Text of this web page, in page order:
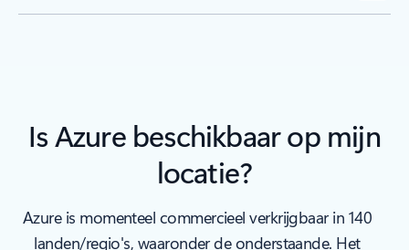
Is Azure beschikbaar op mijn
locatie?
Azure is momenteel commercieel verkrijgbaar in 140
landen/regio's, waaronder de onderstaande. Het